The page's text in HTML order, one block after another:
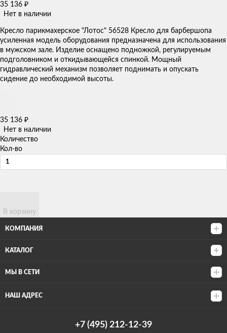
35 136 ₽
Нет в наличии
Кресло парикмахерское "Лотос" 56528 Кресло для барбершопа
усиленная модель оборудования предназначена для использования
в мужском зале. Изделие оснащено подножкой, регулируемым
подголовником и откидывающейся спинкой. Мощный
гидравлический механизм позволяет поднимать и опускать
сидение до необходимой высоты.
35 136 ₽
Нет в наличии
Количество
Кол-во
В корзину
КОМПАНИЯ
КАТАЛОГ
МЫ В СЕТИ
НАШ АДРЕС
+7 (495) 212-12-39